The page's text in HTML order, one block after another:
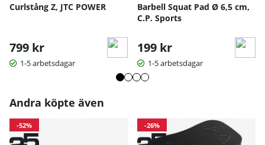
Curlstång Z, JTC POWER
799 kr
1-5 arbetsdagar
Barbell Squat Pad Ø 6,5 cm,
C.P. Sports
199 kr
1-5 arbetsdagar
Andra köpte även
-52% -26%